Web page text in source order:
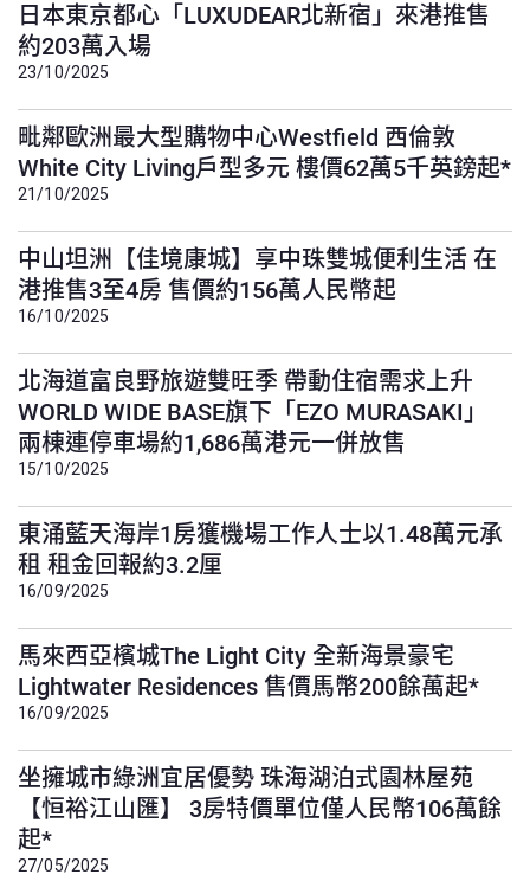
日本東京都心「LUXUDEAR北新宿」來港推售
約203萬入場
23/10/2025
毗鄰歐洲最大型購物中心Westfield 西倫敦
White City Living戶型多元 樓價62萬5千英鎊起*
21/10/2025
中山坦洲【佳境康城】享中珠雙城便利生活 在
港推售3至4房 售價約156萬人民幣起
16/10/2025
北海道富良野旅遊雙旺季 帶動住宿需求上升
WORLD WIDE BASE旗下「EZO MURASAKI」
兩棟連停車場約1,686萬港元一併放售
15/10/2025
東涌藍天海岸1房獲機場工作人士以1.48萬元承
租 租金回報約3.2厘
16/09/2025
馬來西亞檳城The Light City 全新海景豪宅
Lightwater Residences 售價馬幣200餘萬起*
16/09/2025
坐擁城市綠洲宜居優勢 珠海湖泊式園林屋苑
【恒裕江山匯】 3房特價單位僅人民幣106萬餘
起*
27/05/2025